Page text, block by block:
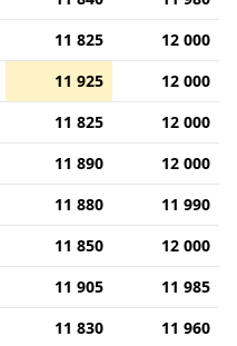
11 825
12 000
11 925
12 000
11 825
12 000
11 890
12 000
11 880
11 990
11 850
12 000
11 905
11 985
11 830
11 960